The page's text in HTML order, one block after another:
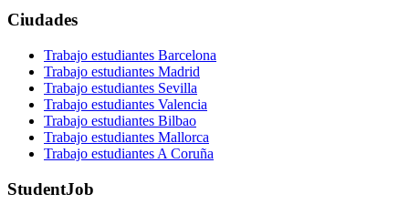
Ciudades
Trabajo estudiantes Barcelona
Trabajo estudiantes Madrid
Trabajo estudiantes Sevilla
Trabajo estudiantes Valencia
Trabajo estudiantes Bilbao
Trabajo estudiantes Mallorca
Trabajo estudiantes A Coruña
StudentJob